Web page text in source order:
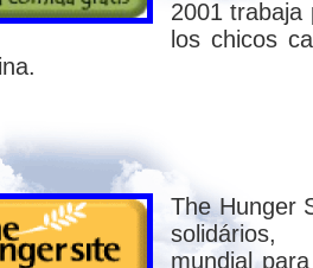
manifestar, seremos
morte. O espírito
do caminho
Os crentes em
para serem (corpo e
os que estão nos
ressurreição da vida,
2001 trabaja
los chicos
The Hunger
solidários,
mundial